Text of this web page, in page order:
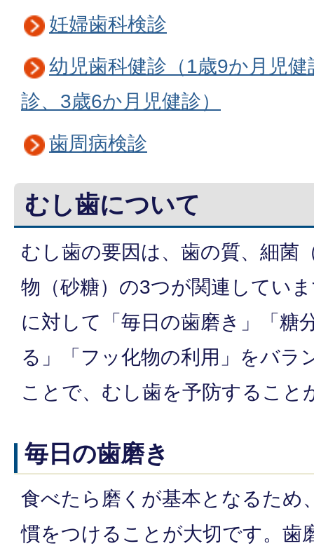
妊婦歯科検診
幼児歯科健診（1歳9か月児
診、3歳6か月児健診）
歯周病検診
むし歯について
むし歯の要因は、歯の質、細菌
物（砂糖）の3つが関連してい
に対して「毎日の歯磨き」「糖
る」「フッ化物の利用」をバラ
ことで、むし歯を予防すること
毎日の歯磨き
食べたら磨くが基本となるため
慣をつけることが大切です。歯